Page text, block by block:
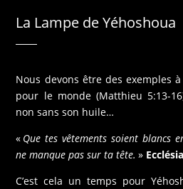
La Lampe de Yéhoshoua
Nous devons être des exemples
pour le monde (Matthieu 5:13-
non sans son huile…
« Que tes vêtements soient blancs
ne manque pas sur ta tête. »
C’est cela un temps pour